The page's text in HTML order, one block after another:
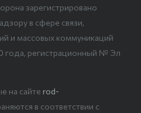
зарегистрировано
в сфере связи,
и массовых коммуникаций
года, регистрационный № Эл
на сайте rod-
в соответствии с